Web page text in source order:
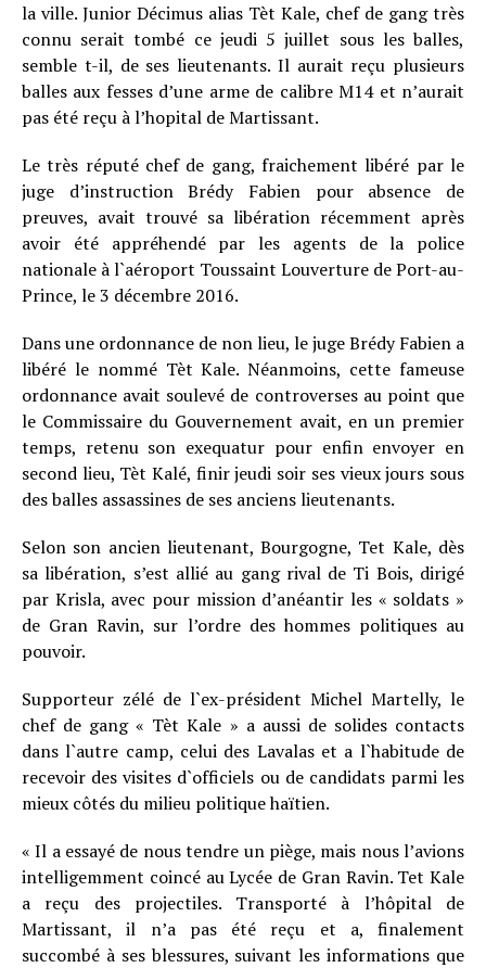
la ville. Junior Décimus alias Tèt Kale, chef de gang très
connu serait tombé ce jeudi 5 juillet sous les balles,
semble t-il, de ses lieutenants. Il aurait reçu plusieurs
balles aux fesses d’une arme de calibre M14 et n’aurait
pas été reçu à l’hopital de Martissant.
Le très réputé chef de gang, fraichement libéré par le
juge d’instruction Brédy Fabien pour absence de
preuves, avait trouvé sa libération récemment après
avoir été appréhendé par les agents de la police
nationale à l`aéroport Toussaint Louverture de Port-au-
Prince, le 3 décembre 2016.
Dans une ordonnance de non lieu, le juge Brédy Fabien a
libéré le nommé Tèt Kale. Néanmoins, cette fameuse
ordonnance avait soulevé de controverses au point que
le Commissaire du Gouvernement avait, en un premier
temps, retenu son exequatur pour enfin envoyer en
second lieu, Tèt Kalé, finir jeudi soir ses vieux jours sous
des balles assassines de ses anciens lieutenants.
Selon son ancien lieutenant, Bourgogne, Tet Kale, dès
sa libération, s’est allié au gang rival de Ti Bois, dirigé
par Krisla, avec pour mission d’anéantir les « soldats »
de Gran Ravin, sur l’ordre des hommes politiques au
pouvoir.
Supporteur zélé de l`ex-président Michel Martelly, le
chef de gang « Tèt Kale » a aussi de solides contacts
dans l`autre camp, celui des Lavalas et a l`habitude de
recevoir des visites d`officiels ou de candidats parmi les
mieux côtés du milieu politique haïtien.
« Il a essayé de nous tendre un piège, mais nous l’avions
intelligemment coincé au Lycée de Gran Ravin. Tet Kale
a reçu des projectiles. Transporté à l’hôpital de
Martissant, il n’a pas été reçu et a, finalement
succombé à ses blessures, suivant les informations que